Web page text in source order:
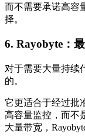
而不需要承诺高容
择。
6. Rayobyte：
对于需要大量持续
的。
它更适合于经过批
高容量监控，而不
大量带宽，